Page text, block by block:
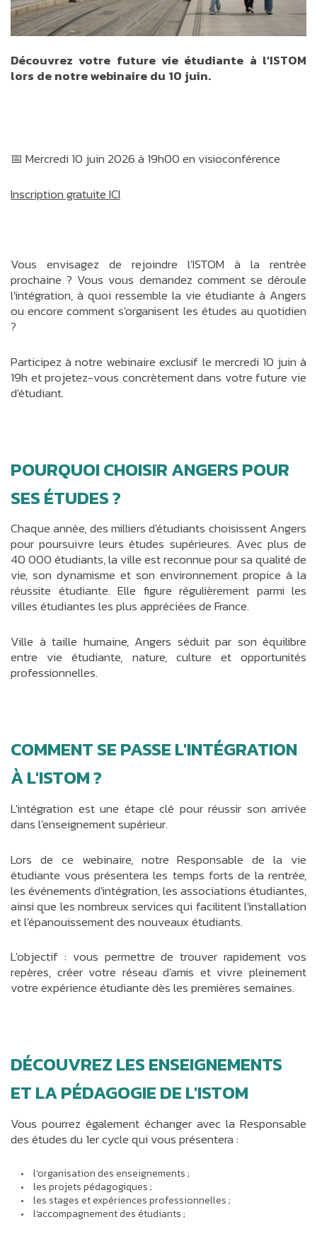
Découvrez votre future vie étudiante à l'ISTOM
lors de notre webinaire du 10 juin.
📅 Mercredi 10 juin 2026 à 19h00 en visioconférence
Inscription gratuite ICI
Vous envisagez de rejoindre l'ISTOM à la rentrée
prochaine ? Vous vous demandez comment se déroule
l'intégration, à quoi ressemble la vie étudiante à Angers
ou encore comment s'organisent les études au quotidien
?
Participez à notre webinaire exclusif le mercredi 10 juin à
19h et projetez-vous concrètement dans votre future vie
d'étudiant.
POURQUOI CHOISIR ANGERS POUR
SES ÉTUDES ?
Chaque année, des milliers d'étudiants choisissent Angers
pour poursuivre leurs études supérieures. Avec plus de
40 000 étudiants, la ville est reconnue pour sa qualité de
vie, son dynamisme et son environnement propice à la
réussite étudiante. Elle figure régulièrement parmi les
villes étudiantes les plus appréciées de France.
Ville à taille humaine, Angers séduit par son équilibre
entre vie étudiante, nature, culture et opportunités
professionnelles.
COMMENT SE PASSE L'INTÉGRATION
À L'ISTOM ?
L'intégration est une étape clé pour réussir son arrivée
dans l'enseignement supérieur.
Lors de ce webinaire, notre Responsable de la vie
étudiante vous présentera les temps forts de la rentrée,
les événements d'intégration, les associations étudiantes,
ainsi que les nombreux services qui facilitent l'installation
et l'épanouissement des nouveaux étudiants.
L'objectif : vous permettre de trouver rapidement vos
repères, créer votre réseau d'amis et vivre pleinement
votre expérience étudiante dès les premières semaines.
DÉCOUVREZ LES ENSEIGNEMENTS
ET LA PÉDAGOGIE DE L'ISTOM
Vous pourrez également échanger avec la Responsable
des études du 1er cycle qui vous présentera :
l'organisation des enseignements ;
les projets pédagogiques ;
les stages et expériences professionnelles ;
l'accompagnement des étudiants ;